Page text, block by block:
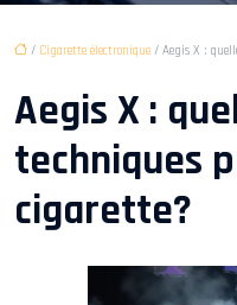
/ Cigarette électronique / Aegis X :
Aegis X :
techniques
cigarette?